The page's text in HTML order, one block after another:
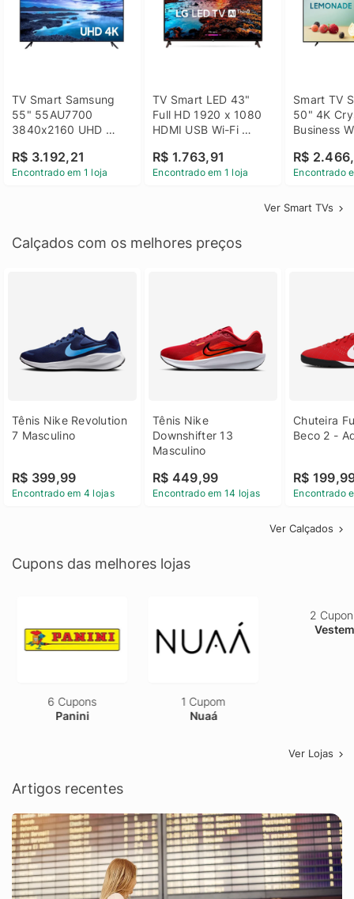
TV Smart Samsung
55" 55AU7700
3840x2160 UHD
Bluetooth
R$ 3.192,21
Encontrado em 1 loja
TV Smart LED 43"
Full HD 1920 x 1080
HDMI USB Wi-Fi
43LM631C0SB LG
R$ 1.763,91
Encontrado em 1 loja
Smart TV
50" 4K
Business
R$
Encontrado
Ver Smart TVs
Calçados com os melhores preços
Tênis Nike Revolution
7 Masculino
R$ 399,99
Encontrado em 4 lojas
Tênis Nike
Downshifter 13
Masculino
R$ 449,99
Encontrado em 14 lojas
Chuteira
Beco 2 -
R$
Encontrado
Ver Calçados
Cupons das melhores lojas
6 Cupons
Panini
1 Cupom
Nuaá
Ver Lojas
Artigos recentes